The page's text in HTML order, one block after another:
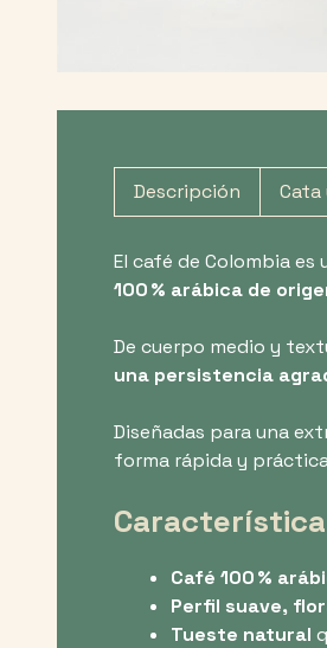
Descripción Cata
El café de Colombia es
100 % arábica de
De cuerpo medio y
una persistencia
Diseñadas para una
forma rápida y
Café 100 %
Perfil suave,
Tueste natural